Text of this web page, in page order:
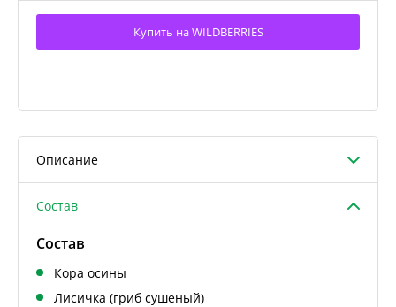
Купить на WILDBERRIES
Описание
Состав
Состав
Кора осины
Лисичка (гриб сушеный)